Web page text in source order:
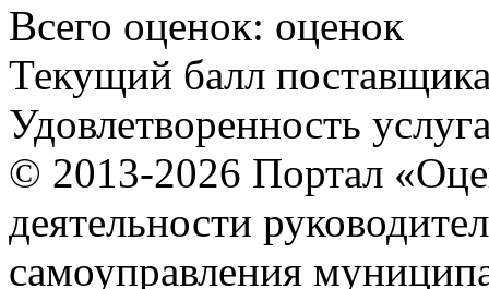
Всего оценок: оценок
Текущий балл
Удовлетворенность
© 2013-2026 Портал
деятельности
самоуправления